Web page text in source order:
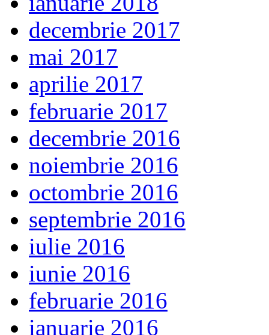
decembrie 2017
mai 2017
aprilie 2017
februarie 2017
decembrie 2016
noiembrie 2016
octombrie 2016
septembrie 2016
iulie 2016
iunie 2016
februarie 2016
ianuarie 2016